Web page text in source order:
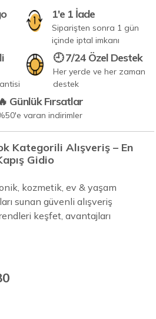
1'e 1 İade
Siparişten sonra 1 gün
içinde iptal imkanı
🕘 7/24 Özel Destek
Her yerde ve her zaman
destek
Günlük Fırsatlar
varan indirimler
Kategorili Alışveriş – En
Gidio
kozmetik, ev & yaşam
sunan güvenli alışveriş
keşfet, avantajları